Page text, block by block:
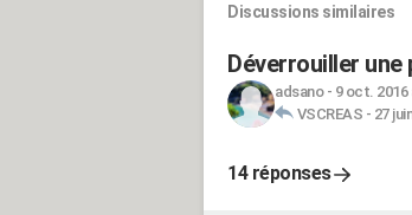
Discussions similaires
Déverrouiller une
adsano- 9 oct. 2016
VSCREAS - 27
14 réponses